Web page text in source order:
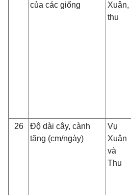
của các giống
Xuân,
thu
26
Độ dài cây, cành
tăng (cm/ngày)
Vụ
Xuân
và
Thu